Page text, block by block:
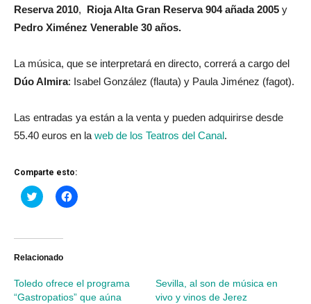
Reserva 2010, Rioja Alta Gran Reserva 904 añada 2005 y
Pedro Ximénez Venerable 30 años.
La música, que se interpretará en directo, correrá a cargo del
Dúo Almira: Isabel González (flauta) y Paula Jiménez (fagot).
Las entradas ya están a la venta y pueden adquirirse desde
55.40 euros en la web de los Teatros del Canal.
Comparte esto:
Haz
clic
Twitter
abre
ventana
nueva)
Haz
clic
ventana
nueva)
Relacionado
Toledo ofrece el programa
“Gastropatios” que aúna
Sevilla, al son de música en
vivo y vinos de Jerez